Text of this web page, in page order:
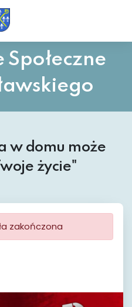
w domu może
życie"
zakończona